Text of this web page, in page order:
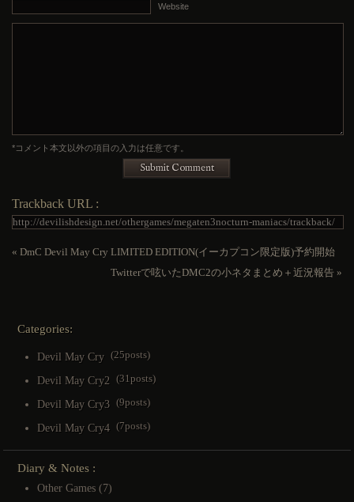
Website
*コメント本文以外の項目の入力は任意です。
Submit Comment
Trackback URL :
«DmC Devil May Cry LIMITED EDITION(イーカプコン限定版)予約開始
Twitterで呟いたDMC2の小ネタまとめ＋近況報告»
Categories:
Devil May Cry (25posts)
Devil May Cry2 (31posts)
Devil May Cry3 (9posts)
Devil May Cry4 (7posts)
Diary & Notes :
Other Games (7)